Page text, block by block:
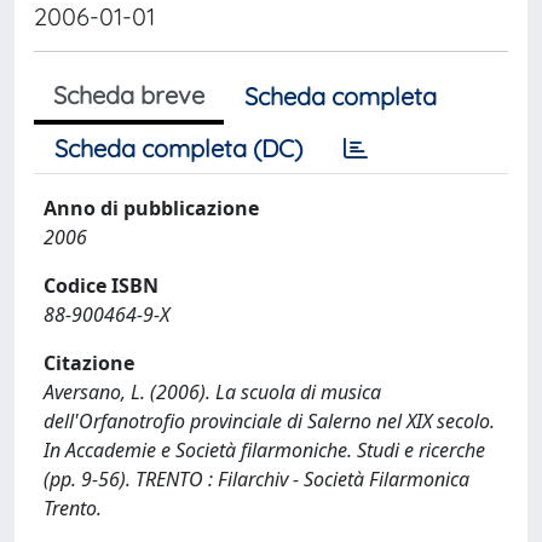
2006-01-01
Scheda breve
Scheda completa
Scheda completa (DC)
Anno di pubblicazione
2006
Codice ISBN
88-900464-9-X
Citazione
Aversano, L. (2006). La scuola di musica
dell'Orfanotrofio provinciale di Salerno nel XIX secolo.
In Accademie e Società filarmoniche. Studi e ricerche
(pp. 9-56). TRENTO : Filarchiv - Società Filarmonica
Trento.